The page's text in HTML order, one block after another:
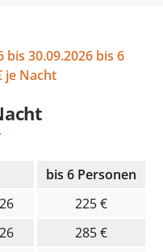
30.09.2026 bis 6
je Nacht
bis 6 Personen
225 €
285 €